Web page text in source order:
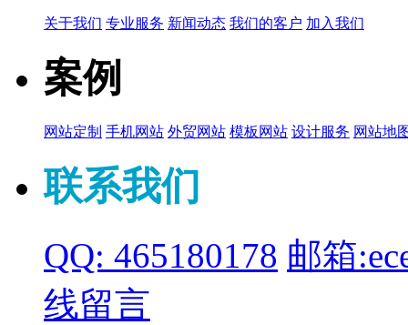
关于我们 专业服务 新闻动态 我们的客户 加入我们
案例
网站定制 手机网站 外贸网站 模板网站 设计服务 网站地
联系我们
QQ: 465180178 邮箱
线留言